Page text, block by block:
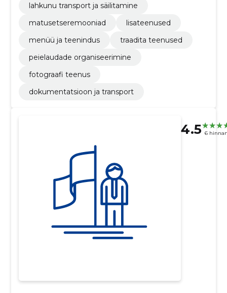
lahkunu transport ja säilitamine
matusetseremooniad
lisateenused
menüü ja teenindus
traadita teenused
peielaudade organiseerimine
fotograafi teenus
dokumentatsioon ja transport
4.5 6